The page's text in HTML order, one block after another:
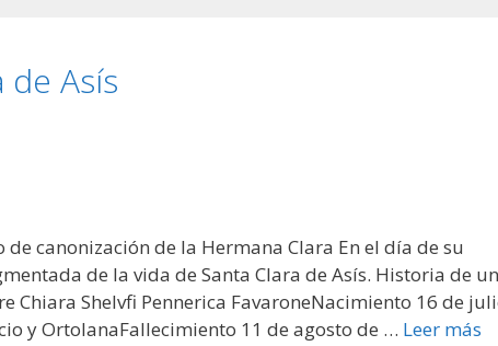
de Asís
canonización de la Hermana Clara En el día de su
de la vida de Santa Clara de Asís. Historia de
Shelvfi Pennerica FavaroneNacimiento 16 de
y OrtolanaFallecimiento 11 de agosto de … Leer más